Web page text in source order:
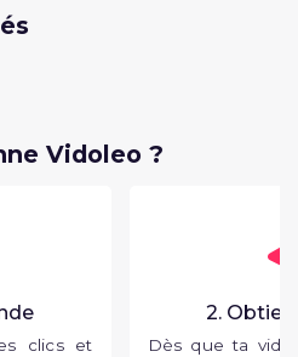
Vidoleo ?
clics et
2.
Dès que ta